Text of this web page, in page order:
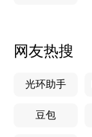
网友热搜
光环助手
豆包